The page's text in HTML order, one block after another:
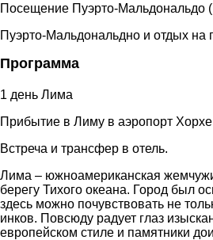
Посещение Пуэрто-Мальдональдо
Пуэрто-Мальдональдно и отдых на
Программа
1 день Лима
Прибытие в Лиму в аэропорт
Встреча и трансфер в отель.
Лима – южноамериканская
берегу Тихого океана. Город был
здесь можно почувствовать не
инков. Повсюду радует глаз
европейском стиле и памятники